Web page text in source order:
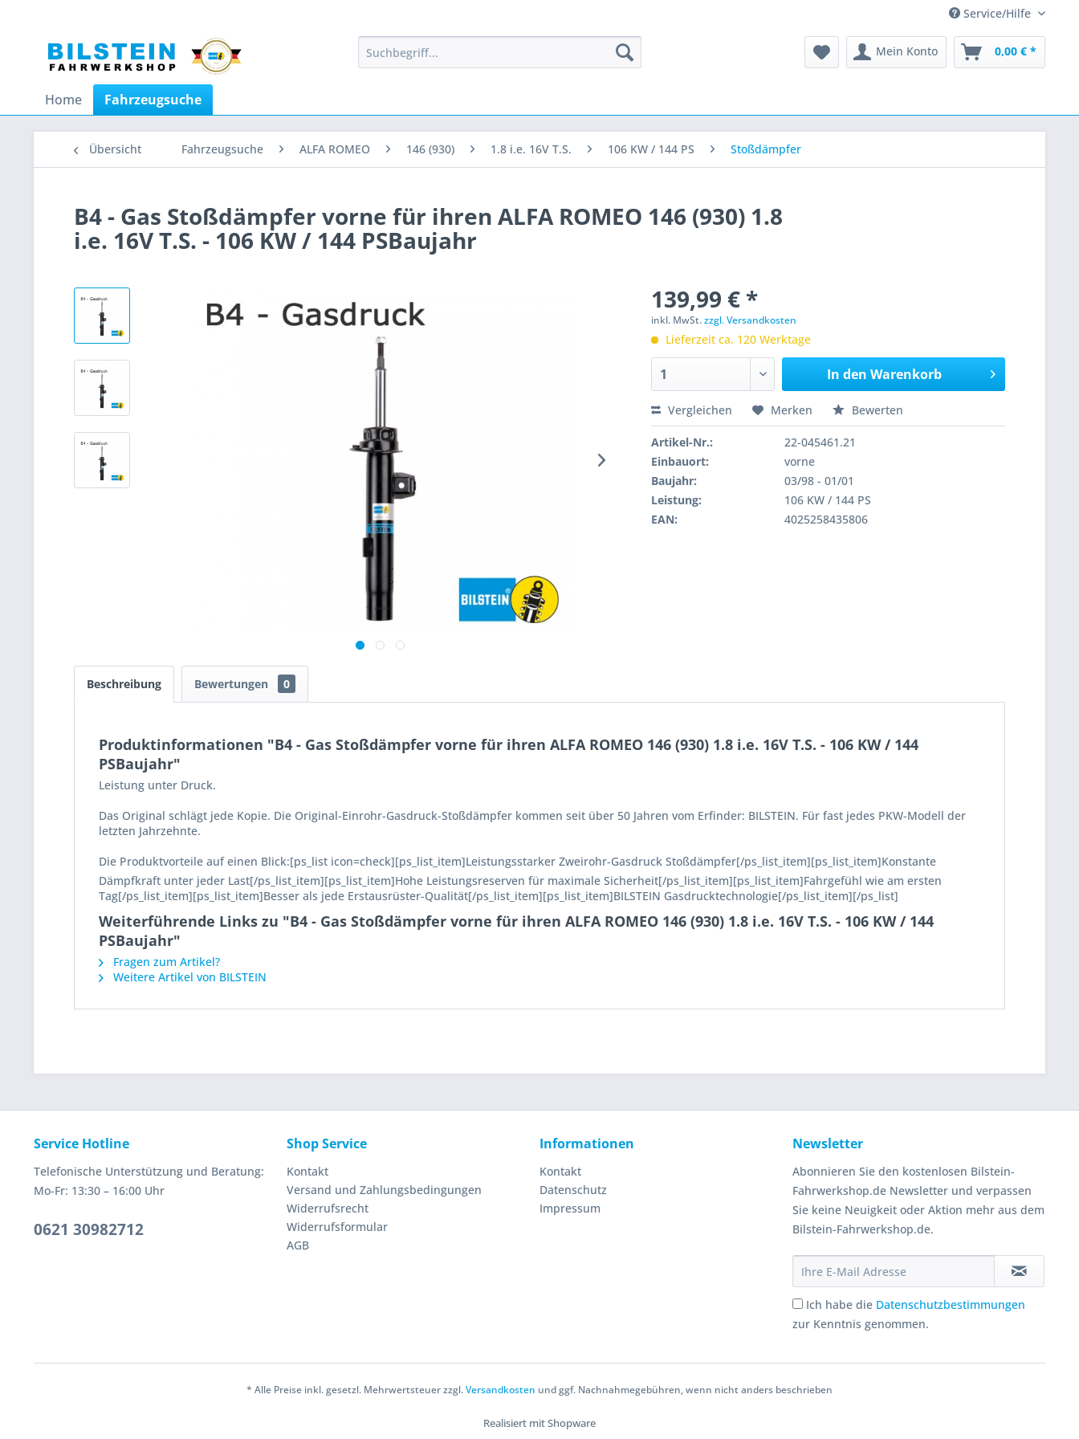
Service/Hilfe
Mein Konto 0,00 € *
Home Fahrzeugsuche
Übersicht Fahrzeugsuche ALFA ROMEO 146 (930) 1.8 i.e. 16V T.S. 106 KW / 144 PS Stoßdämpfer
B4 - Gas Stoßdämpfer vorne für ihren ALFA ROMEO 146 (930) 1.8
i.e. 16V T.S. - 106 KW / 144 PSBaujahr
139,99 € *
inkl. MwSt.zzgl. Versandkosten
Lieferzeit ca. 120 Werktage
In den Warenkorb
Vergleichen Merken Bewerten
Artikel-Nr.:
22-045461.21
Einbauort:
vorne
Baujahr:
03/98 - 01/01
Leistung:
106 KW / 144 PS
EAN:
4025258435806
Beschreibung Bewertungen 0
Produktinformationen "B4 - Gas Stoßdämpfer vorne für ihren ALFA ROMEO 146 (930) 1.8 i.e. 16V T.S. - 106 KW / 144
PSBaujahr"
Leistung unter Druck.
Das Original schlägt jede Kopie. Die Original-Einrohr-Gasdruck-Stoßdämpfer kommen seit über 50 Jahren vom Erfinder: BILSTEIN. Für fast jedes PKW-Modell der
letzten Jahrzehnte.
Die Produktvorteile auf einen Blick:[ps_list icon=check][ps_list_item]Leistungsstarker Zweirohr-Gasdruck Stoßdämpfer[/ps_list_item][ps_list_item]Konstante
Dämpfkraft unter jeder Last[/ps_list_item][ps_list_item]Hohe Leistungsreserven für maximale Sicherheit[/ps_list_item][ps_list_item]Fahrgefühl wie am ersten
Tag[/ps_list_item][ps_list_item]Besser als jede Erstausrüster-Qualität[/ps_list_item][ps_list_item]BILSTEIN Gasdrucktechnologie[/ps_list_item][/ps_list]
Weiterführende Links zu "B4 - Gas Stoßdämpfer vorne für ihren ALFA ROMEO 146 (930) 1.8 i.e. 16V T.S. - 106 KW / 144
PSBaujahr"
Fragen zum Artikel?
Weitere Artikel von BILSTEIN
Service Hotline
Telefonische Unterstützung und Beratung:
Mo-Fr: 13:30 – 16:00 Uhr
0621 30982712
Shop Service
Kontakt
Versand und Zahlungsbedingungen
Widerrufsrecht
Widerrufsformular
AGB
Informationen
Kontakt
Datenschutz
Impressum
Newsletter
Abonnieren Sie den kostenlosen Bilstein-
Fahrwerkshop.de Newsletter und verpassen
Sie keine Neuigkeit oder Aktion mehr aus dem
Bilstein-Fahrwerkshop.de.
Ich habe die Datenschutzbestimmungen
zur Kenntnis genommen.
* Alle Preise inkl. gesetzl. Mehrwertsteuer zzgl.Versandkosten und ggf. Nachnahmegebühren, wenn nicht anders beschrieben
Realisiert mit Shopware